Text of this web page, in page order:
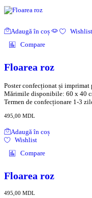
Adaugă în coș
Wishlist
Compare
Floarea roz
Poster confecționat și imprimat
Mărimile disponibile: 60 x 40
Termen de confecționare 1-3
495,00 MDL
Adaugă în coș
Wishlist
Compare
Floarea roz
495,00 MDL